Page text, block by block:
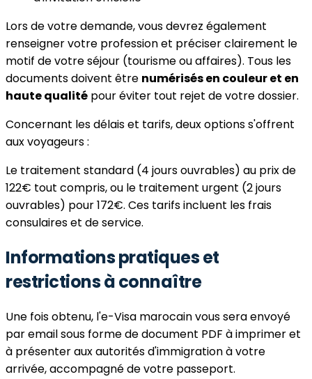
Lors de votre demande, vous devrez également
renseigner votre profession et préciser clairement le
motif de votre séjour (tourisme ou affaires). Tous les
documents doivent être numérisés en couleur et en
haute qualité pour éviter tout rejet de votre dossier.
Concernant les délais et tarifs, deux options s'offrent
aux voyageurs :
Le traitement standard (4 jours ouvrables) au prix de
122€ tout compris, ou le traitement urgent (2 jours
ouvrables) pour 172€. Ces tarifs incluent les frais
consulaires et de service.
Informations pratiques et
restrictions à connaître
Une fois obtenu, l'e-Visa marocain vous sera envoyé
par email sous forme de document PDF à imprimer et
à présenter aux autorités d'immigration à votre
arrivée, accompagné de votre passeport.